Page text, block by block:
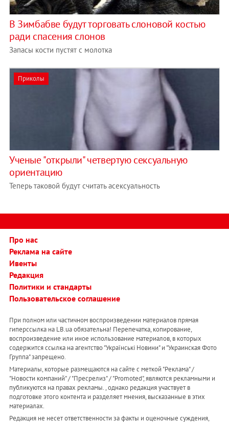
В Зимбабве будут торговать слоновой костью
ради спасения слонов
Запасы кости пустят с молотка
Приколы
Ученые "открыли" четвертую сексуальную
ориентацию
Теперь таковой будут считать асексуальность
Про нас
Реклама на сайте
Ивенты
Редакция
Политики и стандарты
Пользовательское соглашение
При полном или частичном воспроизведении материалов прямая
гиперссылка на LB.ua обязательна! Перепечатка, копирование,
воспроизведение или иное использование материалов, в которых
содержится ссылка на агентство "Українськi Новини" и "Украинская Фото
Группа" запрещено.
Материалы, которые размещаются на сайте с меткой "Реклама" /
"Новости компаний" / "Пресрелиз" / "Promoted", являются рекламными и
публикуются на правах рекламы. , однако редакция участвует в
подготовке этого контента и разделяет мнения, высказанные в этих
материалах.
Редакция не несет ответственности за факты и оценочные суждения,